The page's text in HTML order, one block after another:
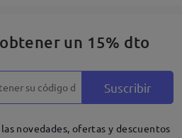
allí.
un 15% dto
Suscribir
novedades, ofertas y descuentos